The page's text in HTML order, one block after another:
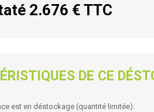
2.676 € TTC
DE CE
est en déstockage (quantité limitée).